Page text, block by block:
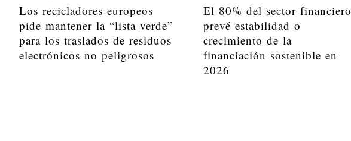
Los recicladores europeos
pide mantener la “lista verde”
para los traslados de residuos
electrónicos no peligrosos
El 80% del sector financiero
prevé estabilidad o
crecimiento de la
financiación sostenible en
2026